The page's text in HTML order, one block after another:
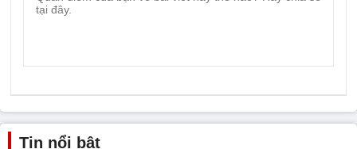
Tin nổi bật